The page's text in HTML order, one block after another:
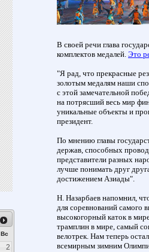
Вс
2
В своей речи глава
комплектов медалей. Это
"Я рад, что прекрасные
золотым медалям наши
с этой замечательной
на потрясший весь мир
уникальные объекты и
президент.
По мнению главы
держав, способных
представители разных
лучше понимать друг
достижением Азиады".
Н. Назарбаев напомнил,
для соревнований самого
высокогорный каток в
трамплин в мире, самый
велотрек. Нам теперь
всемирным зимним